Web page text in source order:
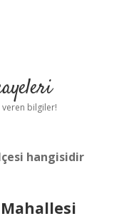
veren bilgiler!
hangisidir